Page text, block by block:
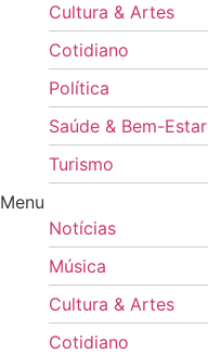
Cultura & Artes
Cotidiano
Política
Saúde & Bem-Estar
Turismo
Menu
Notícias
Música
Cultura & Artes
Cotidiano